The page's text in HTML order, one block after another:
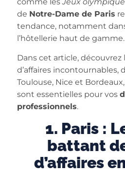
de Notre-Dame de Paris
tendance, notamment
l’hôtellerie haut de gamme.
Dans cet article,
d’affaires incontournables,
Toulouse, Nice et
sont essentielles pour vos
professionnels.
1. Paris :
battant
d’affaires